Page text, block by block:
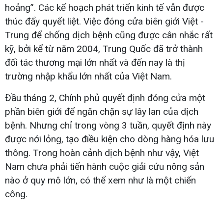
hoảng”. Các kế hoạch phát triển kinh tế vẫn được
thúc đẩy quyết liệt. Việc đóng cửa biên giới Việt -
Trung để chống dịch bệnh cũng được cân nhắc rất
kỹ, bởi kể từ năm 2004, Trung Quốc đã trở thành
đối tác thương mại lớn nhất và đến nay là thị
trường nhập khẩu lớn nhất của Việt Nam.
Đầu tháng 2, Chính phủ quyết định đóng cửa một
phần biên giới để ngăn chặn sự lây lan của dịch
bệnh. Nhưng chỉ trong vòng 3 tuần, quyết định này
được nới lỏng, tạo điều kiện cho dòng hàng hóa lưu
thông. Trong hoàn cảnh dịch bệnh như vậy, Việt
Nam chưa phải tiến hành cuộc giải cứu nông sản
nào ở quy mô lớn, có thể xem như là một chiến
công.